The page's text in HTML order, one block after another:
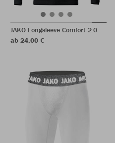
JAKO Longsleeve Comfort 2.0
ab 24,00 €